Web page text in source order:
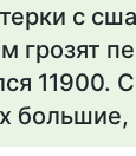
с
грозят
11900.